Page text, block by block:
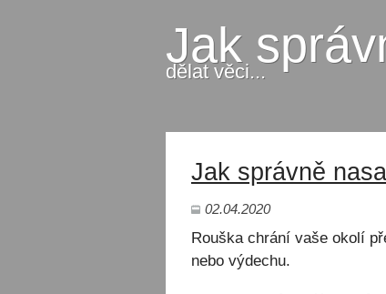
Jak
dělat věci...
Jak správně
02.04.2020
Rouška chrání vaše okolí
nebo výdechu.